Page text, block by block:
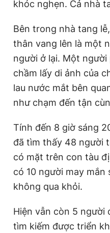
khóc nghẹn. Cả nhà
Bên trong nhà tang
thân vang lên là một
người ở lại. Một
chầm lấy di ảnh của
lau nước mắt bên
như chạm đến tận
Tính đến 8 giờ sáng
đã tìm thấy 48 người
có mặt trên con tàu
có 10 người may
không qua khỏi.
Hiện vẫn còn 5 người
tìm kiếm được triển